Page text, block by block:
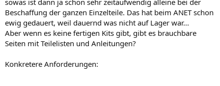
Beschaffung der ganzen Einzelteile. Das hat beim ANET schon
ewig gedauert, weil dauernd was nicht auf Lager war...
Aber wenn es keine fertigen Kits gibt, gibt es brauchbare
Seiten mit Teilelisten und Anleitungen?
Konkretere Anforderungen: